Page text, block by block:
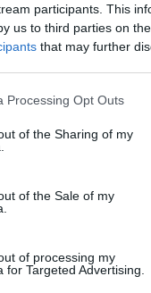
participants. This
us to third parties on the
that may further
website/app uses one
or usage behaviour.
to Google and its
specified purposes
Processing Opt Outs
of the Sharing of my
of the Sale of my
of processing my
for Targeted Advertising.
leggere